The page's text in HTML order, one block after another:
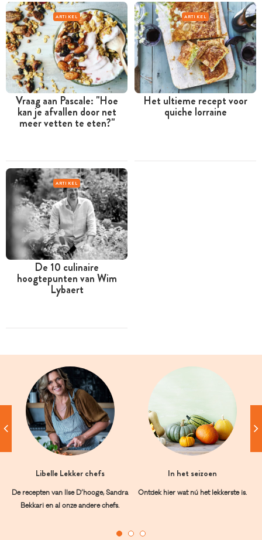
ARTIKEL
Vraag aan Pascale: "Hoe
kan je afvallen door net
meer vetten te eten?"
ARTIKEL
Het ultieme recept voor
quiche lorraine
ARTIKEL
De 10 culinaire
hoogtepunten van Wim
Lybaert
Libelle Lekker chefs
De recepten van Ilse D’hooge, Sandra
Bekkari en al onze andere chefs.
In het seizoen
Ontdek hier wat nú het lekkerste is.